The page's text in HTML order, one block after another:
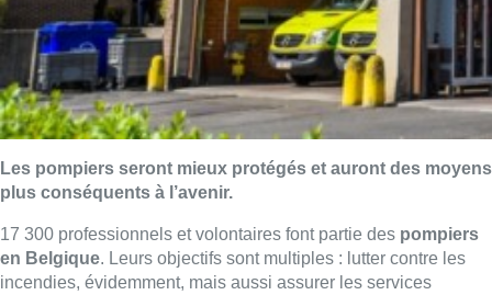
Les pompiers seront mieux protégés et auront des moyens
plus conséquents à l’avenir.
17 300 professionnels et volontaires font partie des pompiers
en Belgique. Leurs objectifs sont multiples : lutter contre les
incendies, évidemment, mais aussi assurer les services